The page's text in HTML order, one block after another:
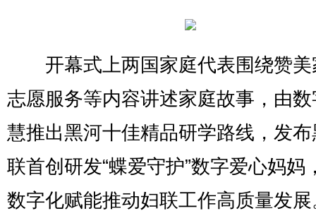
开幕式上两国家庭代表围绕赞美
志愿服务等内容讲述家庭故事，由
慧推出黑河十佳精品研学路线，发
联首创研发“蝶爱守护”数字爱心妈妈
数字化赋能推动妇联工作高质量发